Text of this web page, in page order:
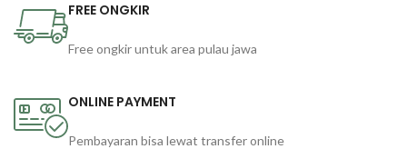
FREE ONGKIR
Free ongkir untuk area pulau jawa
ONLINE PAYMENT
Pembayaran bisa lewat transfer online